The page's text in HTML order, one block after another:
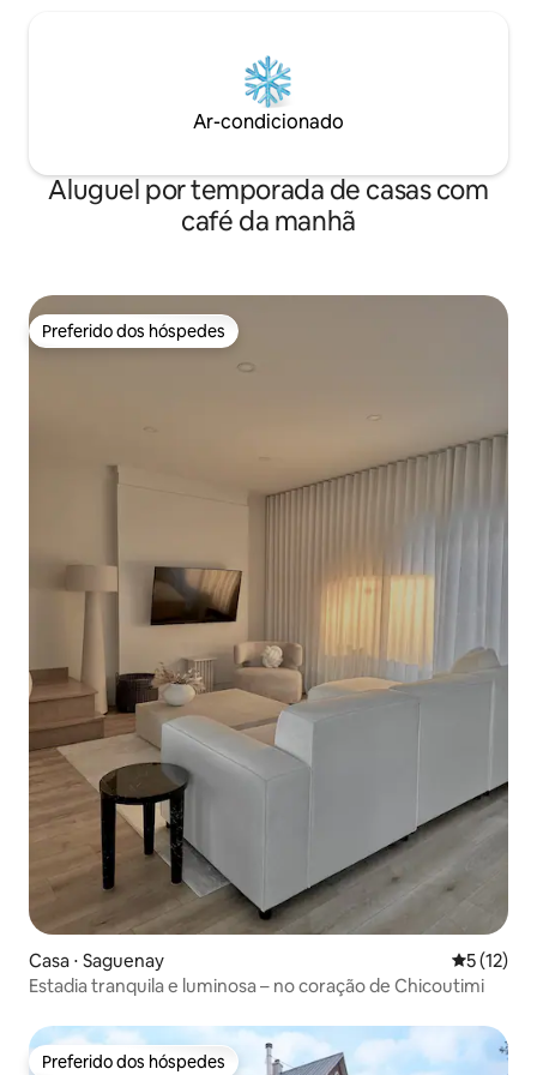
Ar-condicionado
Aluguel por temporada de casas com
café da manhã
Preferido dos hóspedes
Preferido dos hóspedes
Casa ⋅ Saguenay 5 de uma
5 (12)
Estadia tranquila e luminosa – no coração de Chicoutimi
Preferido dos hóspedes